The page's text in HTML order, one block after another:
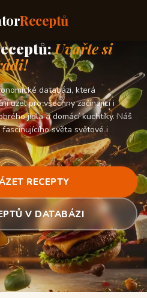
Receptů
Uvařte si
databázi, která
uzel pro všechny začínající i
jídla a domácí kuchtíky. Náš
světa světové i
RECEPTY
V DATABÁZI